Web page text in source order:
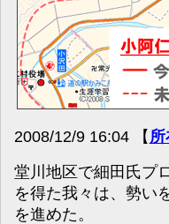
2008/12/9 16:04 【
堂川地区で細田氏プ
を得た我々は、勢い
を進めた。